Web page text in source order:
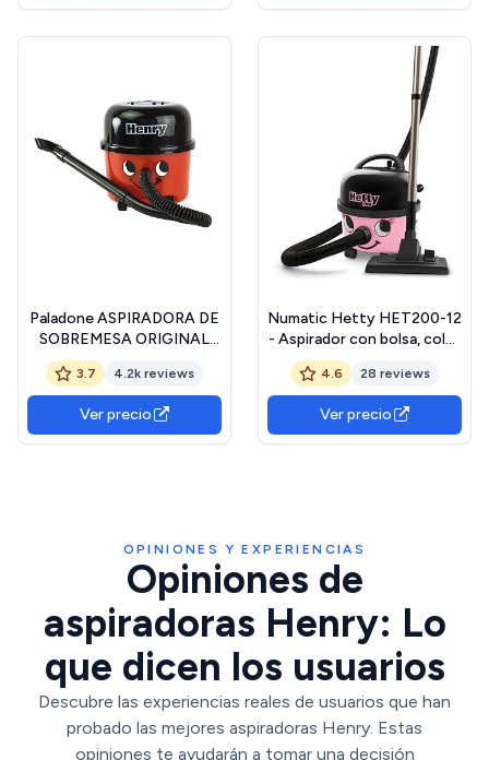
Paladone ASPIRADORA DE
SOBREMESA ORIGINAL
GIFT HENRY, color negro y
rojo (Redstring Spain
PP2500HH)
3.7 4.2k reviews
Ver precio
Numatic Hetty HET200-12
- Aspirador con bolsa, color
rosa clásico
4.6 28 reviews
Ver precio
OPINIONES Y EXPERIENCIAS
Opiniones de
aspiradoras Henry: Lo
que dicen los usuarios
Descubre las experiencias reales de usuarios que han
probado las mejores aspiradoras Henry. Estas
opiniones te ayudarán a tomar una decisión